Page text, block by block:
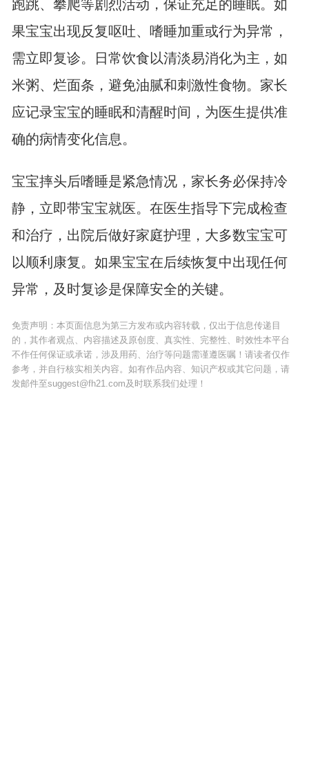
跑跳、攀爬等剧烈活动，保证充足的睡眠。如
果宝宝出现反复呕吐、嗜睡加重或行为异常，
需立即复诊。日常饮食以清淡易消化为主，如
米粥、烂面条，避免油腻和刺激性食物。家长
应记录宝宝的睡眠和清醒时间，为医生提供准
确的病情变化信息。
宝宝摔头后嗜睡是紧急情况，家长务必保持冷
静，立即带宝宝就医。在医生指导下完成检查
和治疗，出院后做好家庭护理，大多数宝宝可
以顺利康复。如果宝宝在后续恢复中出现任何
异常，及时复诊是保障安全的关键。
免责声明：本页面信息为第三方发布或内容转载，仅出于信息传递目
的，其作者观点、内容描述及原创度、真实性、完整性、时效性本平台
不作任何保证或承诺，涉及用药、治疗等问题需谨遵医嘱！请读者仅作
参考，并自行核实相关内容。如有作品内容、知识产权或其它问题，请
发邮件至suggest@fh21.com及时联系我们处理！